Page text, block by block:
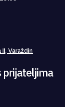
II, Varaždin
prijateljima